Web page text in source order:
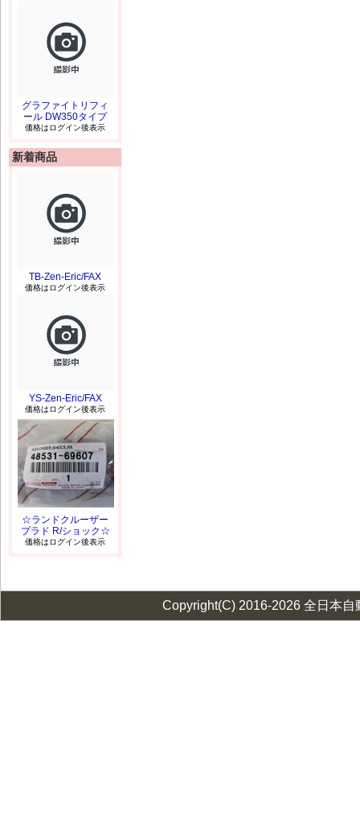
グラファイトリフィ
ール DW350タイプ
価格はログイン後表示
新着商品
TB-Zen-Eric/FAX
価格はログイン後表示
YS-Zen-Eric/FAX
価格はログイン後表示
☆ランドクルーザー
プラド R/ショック☆
価格はログイン後表示
Copyright(C) 2016-2026 全日本